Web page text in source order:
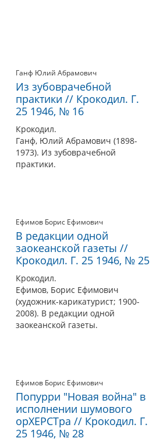
Ганф Юлий Абрамович
Из зубоврачебной
практики // Крокодил. Г.
25 1946, № 16
Крокодил.
Ганф, Юлий Абрамович (1898-
1973). Из зубоврачебной
практики.
Ефимов Борис Ефимович
В редакции одной
заокеанской газеты //
Крокодил. Г. 25 1946, № 25
Крокодил.
Ефимов, Борис Ефимович
(художник-карикатурист; 1900-
2008). В редакции одной
заокеанской газеты.
Ефимов Борис Ефимович
Попурри "Новая война" в
исполнении шумового
орХЕРСТра // Крокодил. Г.
25 1946, № 28